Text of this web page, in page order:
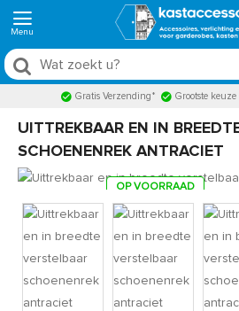
Gratis Verzending* Grootste keuze
UITTREKBAAR EN IN
SCHOENENREK ANTRACIET
OP VOORRAAD